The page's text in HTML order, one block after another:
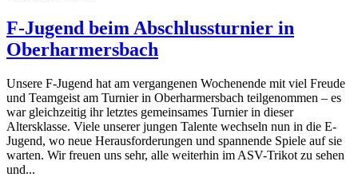
F-Jugend beim Abschlussturnier in
Oberharmersbach
Unsere F-Jugend hat am vergangenen Wochenende mit viel Freude
und Teamgeist am Turnier in Oberharmersbach teilgenommen – es
war gleichzeitig ihr letztes gemeinsames Turnier in dieser
Altersklasse. Viele unserer jungen Talente wechseln nun in die E-
Jugend, wo neue Herausforderungen und spannende Spiele auf sie
warten. Wir freuen uns sehr, alle weiterhin im ASV-Trikot zu sehen
und...